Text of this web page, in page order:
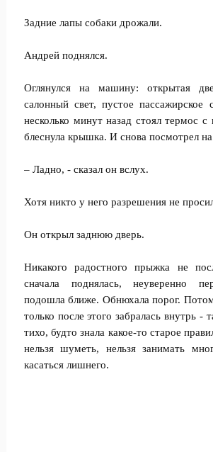
Задние лапы собаки дрожали.
Андрей поднялся.
Оглянулся на машину: открытая
салонный свет, пустое пассажирское
несколько минут назад стоял термос с
блеснула крышка. И снова посмотрел на
– Ладно, - сказал он вслух.
Хотя никто у него разрешения не
Он открыл заднюю дверь.
Никакого радостного прыжка не
сначала поднялась, неуверенно
подошла ближе. Обнюхала порог.
только после этого забралась внутрь -
тихо, будто знала какое-то старое
нельзя шуметь, нельзя занимать
касаться лишнего.